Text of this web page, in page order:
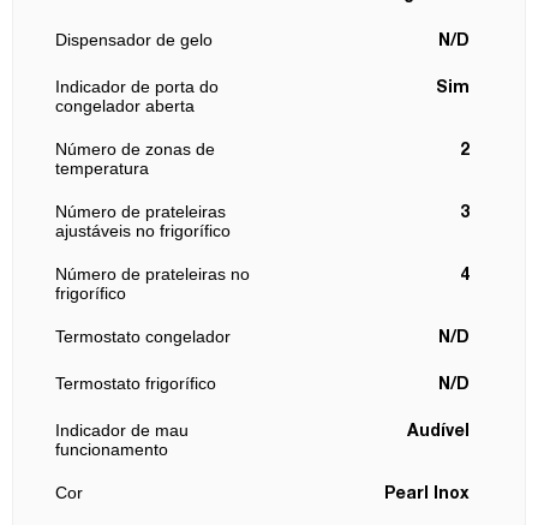
Dispensador de gelo N/D
Indicador de porta do
congelador aberta
Sim
Número de zonas de
temperatura
2
Número de prateleiras
ajustáveis no frigorífico
3
Número de prateleiras no
frigorífico
4
Termostato congelador N/D
Termostato frigorífico N/D
Indicador de mau
funcionamento
Audível
Cor Pearl Inox